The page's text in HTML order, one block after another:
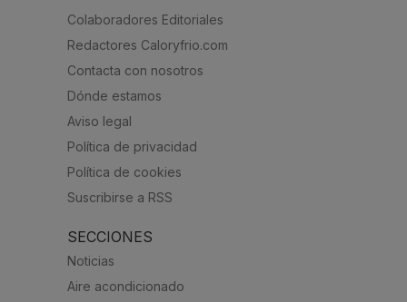
Colaboradores Editoriales
Redactores Caloryfrio.com
Contacta con nosotros
Dónde estamos
Aviso legal
Política de privacidad
Política de cookies
Suscribirse a RSS
SECCIONES
Noticias
Aire acondicionado